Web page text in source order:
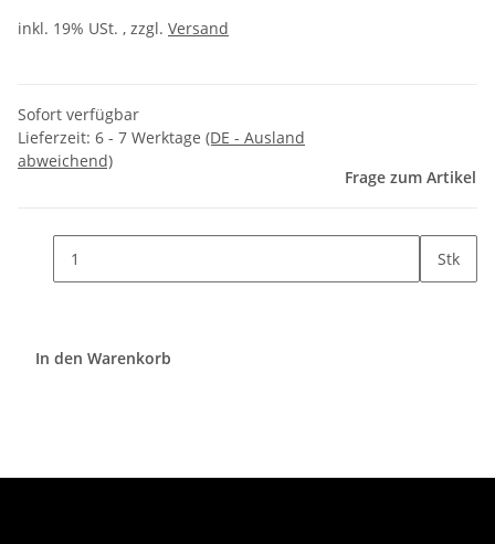
inkl. 19% USt. , zzgl. Versand
Sofort verfügbar
Lieferzeit: 6 - 7 Werktage (DE - Ausland
abweichend)
Frage zum Artikel
Stk
In den Warenkorb